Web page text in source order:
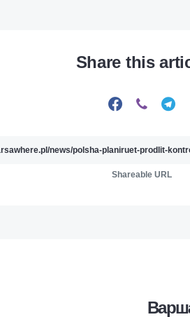
Share this
Shareable URL